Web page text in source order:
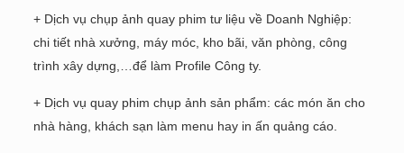
+ Dịch vụ chụp ảnh quay phim tư liệu về Doanh Nghiệp:
chi tiết nhà xưởng, máy móc, kho bãi, văn phòng, công
trình xây dựng,…để làm Profile Công ty.
+ Dịch vụ quay phim chụp ảnh sản phẩm: các món ăn cho
nhà hàng, khách sạn làm menu hay in ấn quảng cáo.